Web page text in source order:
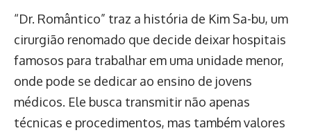
“Dr. Romântico” traz a história de Kim Sa-bu, um
cirurgião renomado que decide deixar hospitais
famosos para trabalhar em uma unidade menor,
onde pode se dedicar ao ensino de jovens
médicos. Ele busca transmitir não apenas
técnicas e procedimentos, mas também valores